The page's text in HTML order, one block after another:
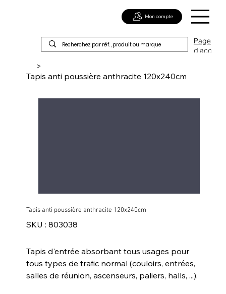
Page
d'acc
Mon compte
>
Tapis anti poussière anthracite 120x240cm
Tapis anti poussière anthracite 120x240cm
SKU : SKU
803038
803038
Tapis d'entrée absorbant tous usages pour
tous types de trafic normal (couloirs, entrées,
salles de réunion, ascenseurs, paliers, halls, ...).